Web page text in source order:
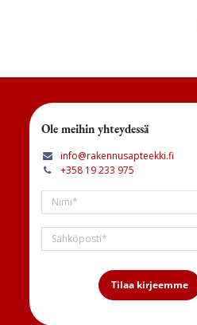
Ole meihin yhteydessä
info@rakennusapteekki.fi
+358 19 233 975
Tilaa kirjeemme